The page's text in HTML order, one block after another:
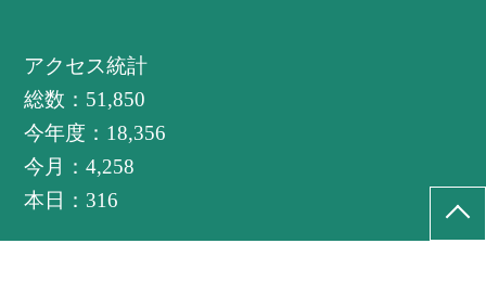
アクセス統計
総数： 51,850
今年度： 18,356
今月：4,258
本日： 316